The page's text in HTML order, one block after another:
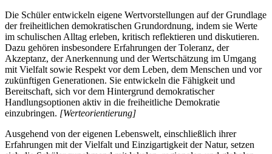
Die Schüler entwickeln eigene Wertvorstellungen auf der Grundlage
der freiheitlichen demokratischen Grundordnung, indem sie Werte
im schulischen Alltag erleben, kritisch reflektieren und diskutieren.
Dazu gehören insbesondere Erfahrungen der Toleranz, der
Akzeptanz, der Anerkennung und der Wertschätzung im Umgang
mit Vielfalt sowie Respekt vor dem Leben, dem Menschen und vor
zukünftigen Generationen. Sie entwickeln die Fähigkeit und
Bereitschaft, sich vor dem Hintergrund demokratischer
Handlungsoptionen aktiv in die freiheitliche Demokratie
einzubringen. [Werteorientierung]
Ausgehend von der eigenen Lebenswelt, einschließlich ihrer
Erfahrungen mit der Vielfalt und Einzigartigkeit der Natur, setzen